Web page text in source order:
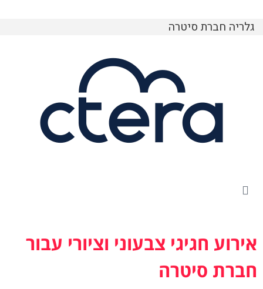
גלריה חברת סיטרה
אירוע חגיגי צבעוני וציורי עבור
חברת סיטרה